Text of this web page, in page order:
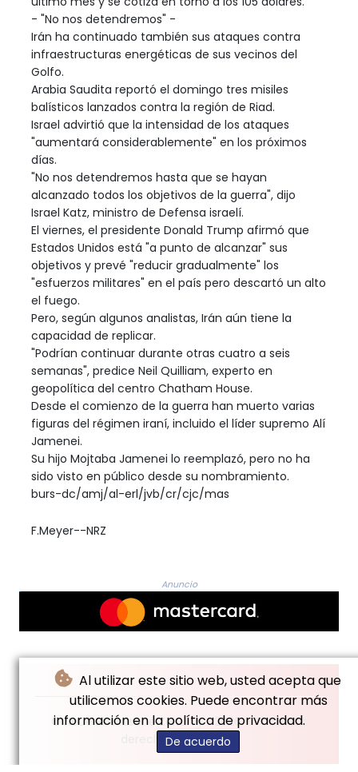
Al utilizar este sitio web, usted acepta que
utilicemos cookies. Puede encontrar más
información en la política de privacidad.
De acuerdo
- "No nos detendremos" -
Irán ha continuado también sus ataques contra
infraestructuras energéticas de sus vecinos del
Golfo.
Arabia Saudita reportó el domingo tres misiles
balísticos lanzados contra la región de Riad.
Israel advirtió que la intensidad de los ataques
"aumentará considerablemente" en los próximos
días.
"No nos detendremos hasta que se hayan
alcanzado todos los objetivos de la guerra", dijo
Israel Katz, ministro de Defensa israelí.
El viernes, el presidente Donald Trump afirmó que
Estados Unidos está "a punto de alcanzar" sus
objetivos y prevé "reducir gradualmente" los
"esfuerzos militares" en el país pero descartó un alto
el fuego.
Pero, según algunos analistas, Irán aún tiene la
capacidad de replicar.
"Podrían continuar durante otras cuatro a seis
semanas", predice Neil Quilliam, experto en
geopolítica del centro Chatham House.
Desde el comienzo de la guerra han muerto varias
figuras del régimen iraní, incluido el líder supremo Alí
Jamenei.
Su hijo Mojtaba Jamenei lo reemplazó, pero no ha
sido visto en público desde su nombramiento.
burs-dc/amj/al-erl/jvb/cr/cjc/mas
F.Meyer--NRZ
Anuncio
© Neue Rheinische Zeitung - 2026 - Todos los
derechos reservados